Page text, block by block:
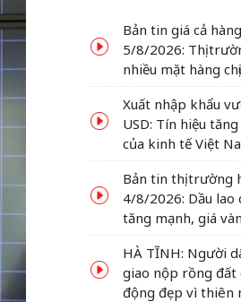
Bản tin giá cả
5/8/2026: Thị
nhiều mặt hàng
Xuất nhập khẩu
USD: Tín hiệu
của kinh tế Việt
Bản tin thị trường
4/8/2026: Dầu lao
tăng mạnh, giá
HÀ TĨNH: Người
giao nộp rồng đất
động đẹp vì thiên